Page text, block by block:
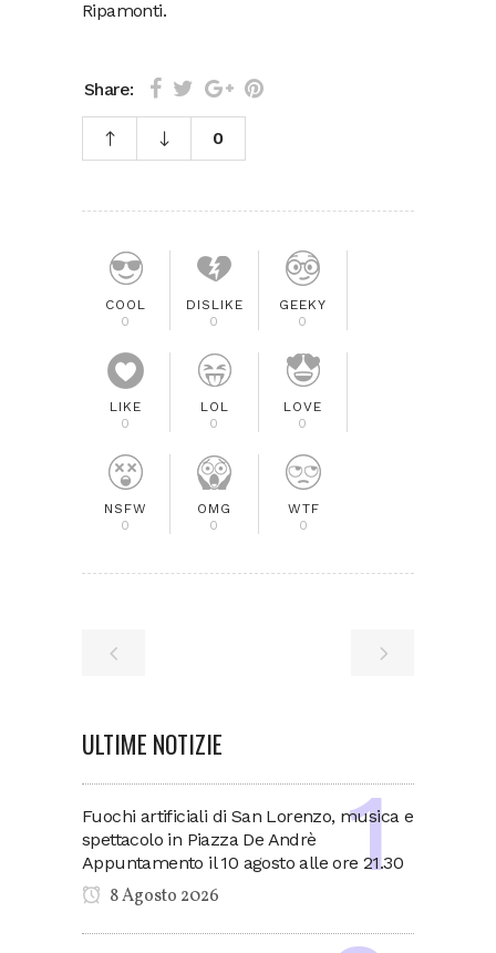
Ripamonti.
Share:
0
COOL
0
DISLIKE
0
GEEKY
0
LIKE
0
LOL
0
LOVE
0
NSFW
0
OMG
0
WTF
0
ULTIME NOTIZIE
Fuochi artificiali di San Lorenzo, musica e
spettacolo in Piazza De Andrè
Appuntamento il 10 agosto alle ore 21.30
8 Agosto 2026